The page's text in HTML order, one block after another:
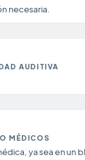
necesaria.
AUDITIVA
MÉDICOS
ya sea en un